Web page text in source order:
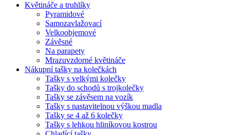
Květináče a truhlíky
Pyramidové
Samozavlažovací
Velkoobjemové
Závěsné
Na parapety
Mrazuvzdorné květináče
Nákupní tašky na kolečkách
Tašky s velkými kolečky
Tašky do schodů s trojkolečky
Tašky se závěsem na vozík
Tašky s nastavitelnou výškou madla
Tašky se 4 až 6 kolečky
Tašky s lehkou hliníkovou kostrou